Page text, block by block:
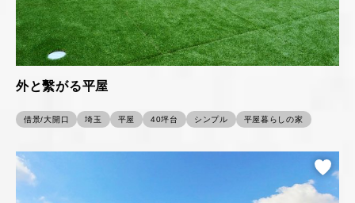
外と繫がる平屋
借景/大開口 埼玉 平屋 40坪台 シンプル 平屋暮らしの家